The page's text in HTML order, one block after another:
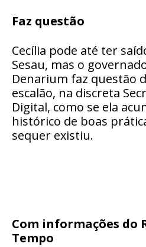
Faz questão
Cecília pode até ter
Sesau, mas o
Denarium faz questão
escalão, na discreta
Digital, como se ela
histórico de boas
sequer existiu.
Com informações do
Tempo